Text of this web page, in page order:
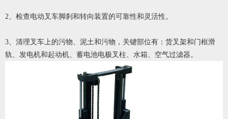
2、检查电动叉车脚刹和转向装置的可靠性和灵活性。
3、清理叉车上的污物、泥土和污物，关键部位有：货叉架和门框滑
轨、发电机和起动机、蓄电池电极叉柱、水箱、空气过滤器。